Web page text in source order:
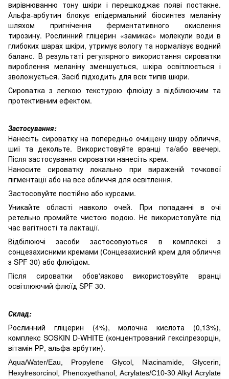
вирівнюванню тону шкіри і перешкоджає появі постакне.
Альфа-арбутин блокує епідермальний біосинтез меланіну
шляхом пригнічення ферментативного окислення
тирозину. Рослинний гліцерин «замикає» молекули води в
глибоких шарах шкіри, утримує вологу та нормалізує водний
баланс. В результаті регулярного використання сироватки
вироблення меланіну зменшується, шкіра освітлюється і
зволожується. Засіб підходить для всіх типів шкіри.
Сироватка з легкою текстурою флюїду з відбілюючим та
протективним ефектом.
Застосування:
Нанесіть сироватку на попередньо очищену шкіру обличчя,
шиї та декольте. Використовуйте вранці та/або ввечері.
Після застосування сироватки нанесіть крем.
Наносите сироватку локально при вираженій точкової
пігментації або на все обличчя для освітлення.
Застосовуйте постійно або курсами.
Уникайте області навколо очей. При попаданні в очі
ретельно промийте чистою водою. Не використовуйте під
час вагітності та лактації.
Відбілюючі засоби застосовуються в комплексі з
сонцезахисними кремами (Сонцезахисний крем для обличчя
з SPF 30) або флюїдом.
Після сироватки обов'язково використовуйте вранці
освітлюючий флюїд SPF 30.
Склад:
Рослинний гліцерин (4%), молочна кислота (0,13%),
комплекс SOSKIN D-WHITE (концентрований гексілрезорцін,
вітамін РР, альфа-арбутин).
Aqua/Water/Eau, Propylene Glycol, Niacinamide, Glycerin,
Hexylresorcinol, Phenoxyethanol, Acrylates/C10-30 Alkyl Acrylate